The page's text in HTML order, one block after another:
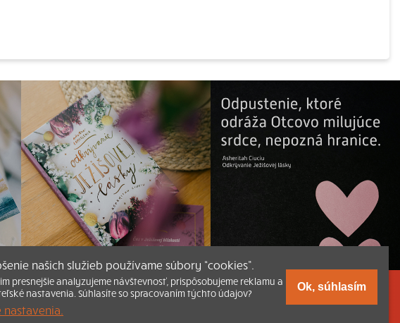
Tlačená verzia Katechizmu
kresťanskému kníhkupectvu
našich služieb používame súbory “cookies”.
presnejšie analyzujeme návštevnosť, prispôsobujeme reklamu a
nastavenia. Súhlasíte so spracovaním týchto údajov?
nastavenia.
Ok, súhlasím